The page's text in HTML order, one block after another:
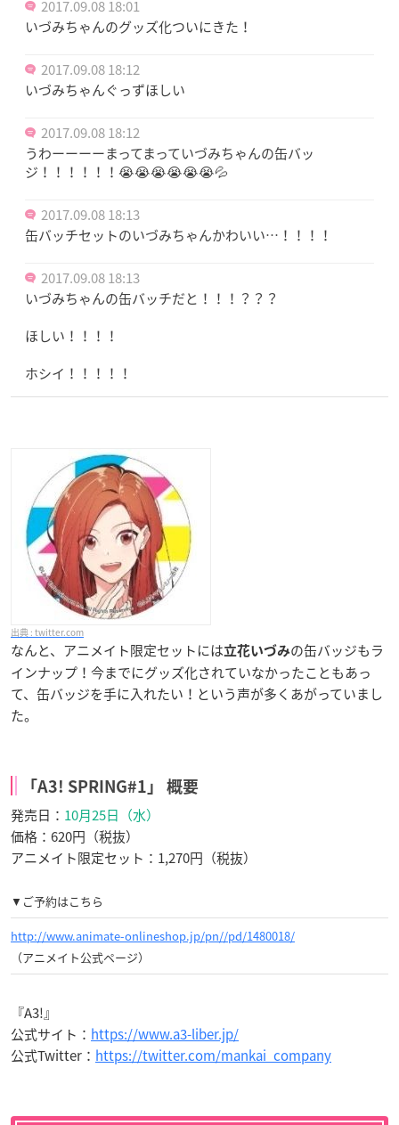
2017.09.08 18:01
いづみちゃんのグッズ化ついにきた！
2017.09.08 18:12
いづみちゃんぐっずほしい
2017.09.08 18:12
うわーーーーまってまっていづみちゃんの缶バッ
ジ！！！！！！😭😭😭😭😭😭💦
2017.09.08 18:13
缶バッチセットのいづみちゃんかわいい…！！！！
2017.09.08 18:13
いづみちゃんの缶バッチだと！！！？？？
ほしい！！！！
ホシイ！！！！！
twitter.com
なんと、アニメイト限定セットには立花いづみの缶バッジもラ
インナップ！今までにグッズ化されていなかったこともあっ
て、缶バッジを手に入れたい！という声が多くあがっていまし
た。
「A3! SPRING#1」 概要
発売日： 10月25日（水）
価格：620円（税抜）
アニメイト限定セット：1,270円（税抜）
▼ご予約はこちら
http://www.animate-onlineshop.jp/pn//pd/1480018/
（アニメイト公式ページ）
『A3!』
公式サイト： https://www.a3-liber.jp/
公式Twitter： https://twitter.com/mankai_company